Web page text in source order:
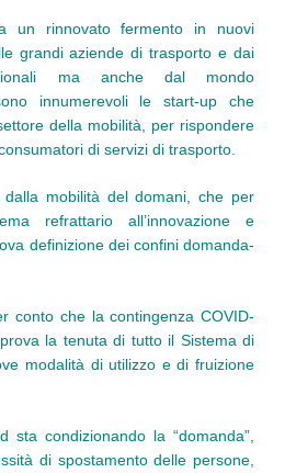
un rinnovato fermento in nuovi
grandi aziende di trasporto e dai
ma anche dal mondo
innumerevoli le start-up che
della mobilità, per rispondere
di servizi di trasporto.
mobilità del domani, che per
refrattario all’innovazione e
definizione dei confini domanda-
conto che la contingenza COVID-
la tenuta di tutto il Sistema di
modalità di utilizzo e di fruizione
condizionando la “domanda”,
di spostamento delle persone,